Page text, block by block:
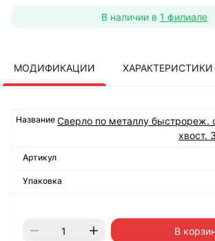
В наличии в 1 филиале
МОДИФИКАЦИИ ХАРАКТЕРИСТИКИ
Сверло по металлу быстрореж.
хвост.
В